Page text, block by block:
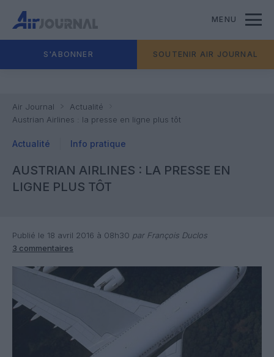
MENU
S'ABONNER SOUTENIR AIR JOURNAL
Air Journal
Actualité
Austrian Airlines : la presse en ligne plus tôt
Actualité Info pratique
AUSTRIAN AIRLINES : LA PRESSE EN
LIGNE PLUS TÔT
Publié le 18 avril 2016 à 08h30 par François Duclos
3 commentaires